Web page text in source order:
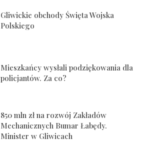
Gliwickie obchody Święta Wojska
Polskiego
Mieszkańcy wysłali podziękowania dla
policjantów. Za co?
850 mln zł na rozwój Zakładów
Mechanicznych Bumar Łabędy.
Minister w Gliwicach